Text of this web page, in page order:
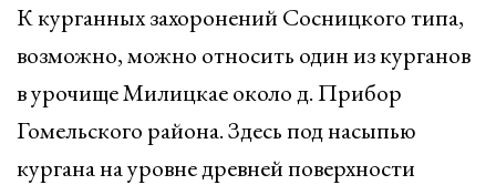
К курганных захоронений Сосницкого типа,
возможно, можно относить один из курганов
в урочище Милицкае около д. Прибор
Гомельского района. Здесь под насыпью
кургана на уровне древней поверхности